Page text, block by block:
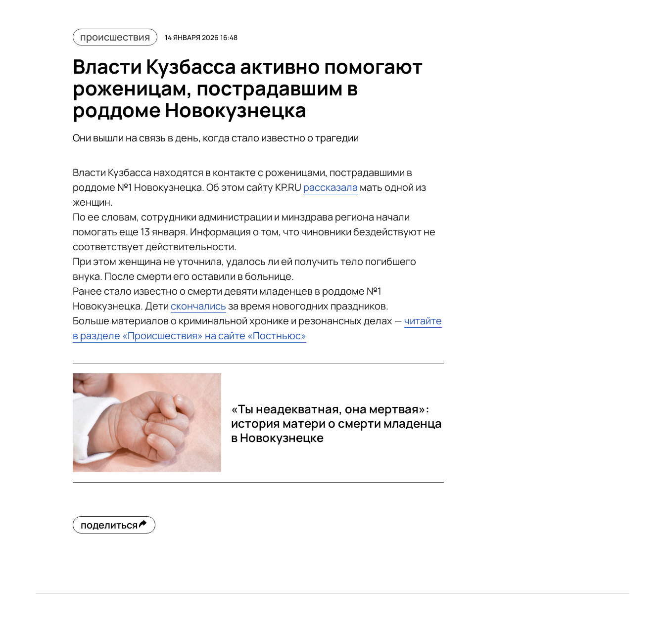
происшествия 14 ЯНВАРЯ 2026 16:48
Власти Кузбасса активно помогают
роженицам, пострадавшим в
роддоме Новокузнецка
Они вышли на связь в день, когда стало известно о трагедии
Власти Кузбасса находятся в контакте с роженицами, пострадавшими в
роддоме №1 Новокузнецка. Об этом сайту KP.RU рассказала мать одной из
женщин.
По ее словам, сотрудники администрации и минздрава региона начали
помогать еще 13 января. Информация о том, что чиновники бездействуют не
соответствует действительности.
При этом женщина не уточнила, удалось ли ей получить тело погибшего
внука. После смерти его оставили в больнице.
Ранее стало известно о смерти девяти младенцев в роддоме №1
Новокузнецка. Детискончалисьза время новогодних праздников.
Больше материалов о криминальной хронике и резонансных делах —читайте
в разделе «Происшествия» на сайте «Постньюс»
«Ты неадекватная, она мертвая»:
история матери о смерти младенца
в Новокузнецке
поделиться